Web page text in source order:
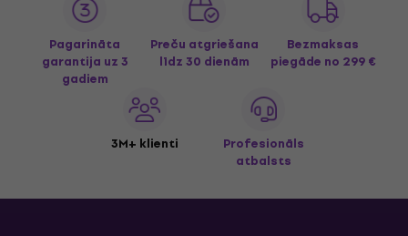
Pagarināta
garantija uz 3
gadiem
Preču atgriešana
līdz 30 dienām
Bezmaksas
piegāde no 299 €
3M+ klienti
Profesionāls
atbalsts